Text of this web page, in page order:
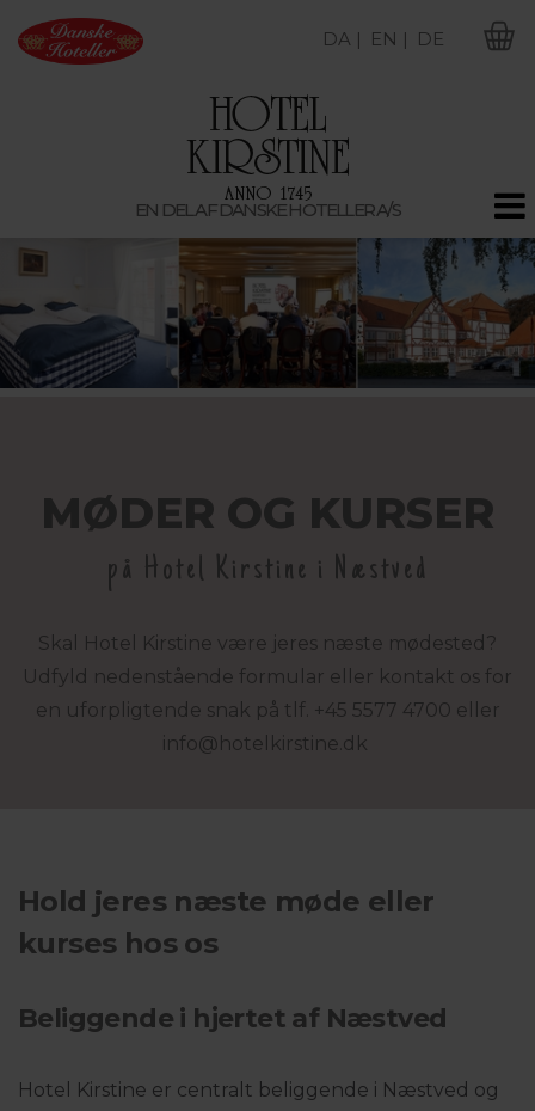
EN DEL AF DANSKE HOTELLER A/S
DA | EN | DE
MØDER OG KURSER
på Hotel Kirstine i Næstved
Skal Hotel Kirstine være jeres næste mødested?
Udfyld nedenstående formular eller kontakt os for
en uforpligtende snak på tlf. +45 5577 4700 eller
info@ hotelkirstine.dk
Hold jeres næste møde eller
kurses hos os
Beliggende i hjertet af Næstved
Hotel Kirstine er centralt beliggende i Næstved og